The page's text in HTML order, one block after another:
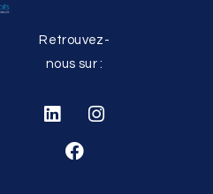
Retrouvez-
nous sur :